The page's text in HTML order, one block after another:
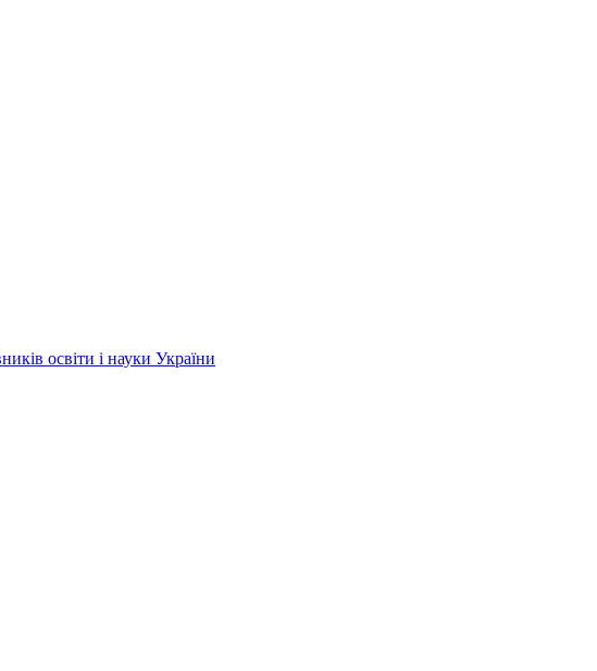
освіти і науки України